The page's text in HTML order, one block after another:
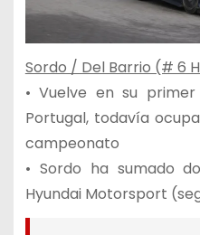
Sordo / Del Barrio (# 6
• Vuelve en su
Portugal, todavía
campeonato
• Sordo ha sumado
Hyundai Motorsport